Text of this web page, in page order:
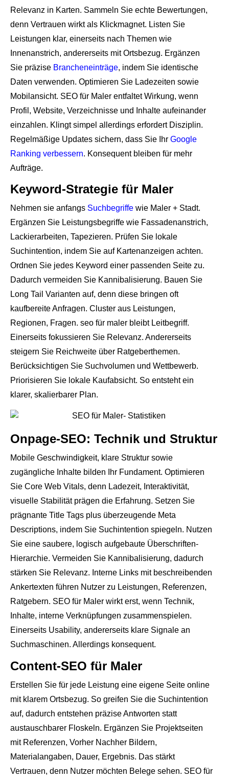
Relevanz in Karten. Sammeln Sie echte Bewertungen,
denn Vertrauen wirkt als Klickmagnet. Listen Sie
Leistungen klar, einerseits nach Themen wie
Innenanstrich, andererseits mit Ortsbezug. Ergänzen
Sie präzise Brancheneinträge, indem Sie identische
Daten verwenden. Optimieren Sie Ladezeiten sowie
Mobilansicht. SEO für Maler entfaltet Wirkung, wenn
Profil, Website, Verzeichnisse und Inhalte aufeinander
einzahlen. Klingt simpel allerdings erfordert Disziplin.
Regelmäßige Updates sichern, dass Sie Ihr Google
Ranking verbessern. Konsequent bleiben für mehr
Aufträge.
Keyword-Strategie für Maler
Nehmen sie anfangs Suchbegriffe wie Maler + Stadt.
Ergänzen Sie Leistungsbegriffe wie Fassadenanstrich,
Lackierarbeiten, Tapezieren. Prüfen Sie lokale
Suchintention, indem Sie auf Kartenanzeigen achten.
Ordnen Sie jedes Keyword einer passenden Seite zu.
Dadurch vermeiden Sie Kannibalisierung. Bauen Sie
Long Tail Varianten auf, denn diese bringen oft
kaufbereite Anfragen. Cluster aus Leistungen,
Regionen, Fragen. seo für maler bleibt Leitbegriff.
Einerseits fokussieren Sie Relevanz. Andererseits
steigern Sie Reichweite über Ratgeberthemen.
Berücksichtigen Sie Suchvolumen und Wettbewerb.
Priorisieren Sie lokale Kaufabsicht. So entsteht ein
klarer, skalierbarer Plan.
Onpage-SEO: Technik und Struktur
Mobile Geschwindigkeit, klare Struktur sowie
zugängliche Inhalte bilden Ihr Fundament. Optimieren
Sie Core Web Vitals, denn Ladezeit, Interaktivität,
visuelle Stabilität prägen die Erfahrung. Setzen Sie
prägnante Title Tags plus überzeugende Meta
Descriptions, indem Sie Suchintention spiegeln. Nutzen
Sie eine saubere, logisch aufgebaute Überschriften-
Hierarchie. Vermeiden Sie Kannibalisierung, dadurch
stärken Sie Relevanz. Interne Links mit beschreibenden
Ankertexten führen Nutzer zu Leistungen, Referenzen,
Ratgebern. SEO für Maler wirkt erst, wenn Technik,
Inhalte, interne Verknüpfungen zusammenspielen.
Einerseits Usability, andererseits klare Signale an
Suchmaschinen. Allerdings konsequent.
Content-SEO für Maler
Erstellen Sie für jede Leistung eine eigene Seite online
mit klarem Ortsbezug. So greifen Sie die Suchintention
auf, dadurch entstehen präzise Antworten statt
austauschbarer Floskeln. Ergänzen Sie Projektseiten
mit Referenzen, Vorher Nachher Bildern,
Materialangaben, Dauer, Ergebnis. Das stärkt
Vertrauen, denn Nutzer möchten Belege sehen. SEO für